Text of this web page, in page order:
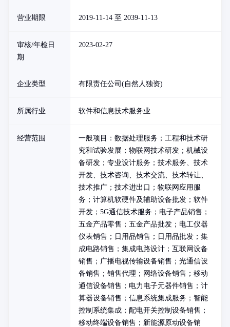
营业期限 2019-11-14 至 2039-11-13
审核/年检日
期
2023-02-27
企业类型 有限责任公司(自然人独资)
所属行业 软件和信息技术服务业
经营范围
一般项目：数据处理服务；工程和技术研
究和试验发展；物联网技术研发；机械设
备研发；专业设计服务；技术服务、技术
开发、技术咨询、技术交流、技术转让、
技术推广；技术进出口；物联网应用服
务；计算机软硬件及辅助设备批发；软件
开发；5G通信技术服务；电子产品销售；
五金产品零售；五金产品批发；电工仪器
仪表销售；日用品销售；日用品批发；集
成电路销售；集成电路设计；互联网设备
销售；广播电视传输设备销售；光通信设
备销售；销售代理；网络设备销售；移动
通信设备销售；电力电子元器件销售；计
算器设备销售；信息系统集成服务；智能
控制系统集成；配电开关控制设备销售；
移动终端设备销售；新能源原动设备销